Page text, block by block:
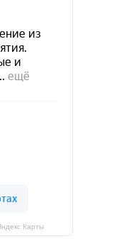
Карты